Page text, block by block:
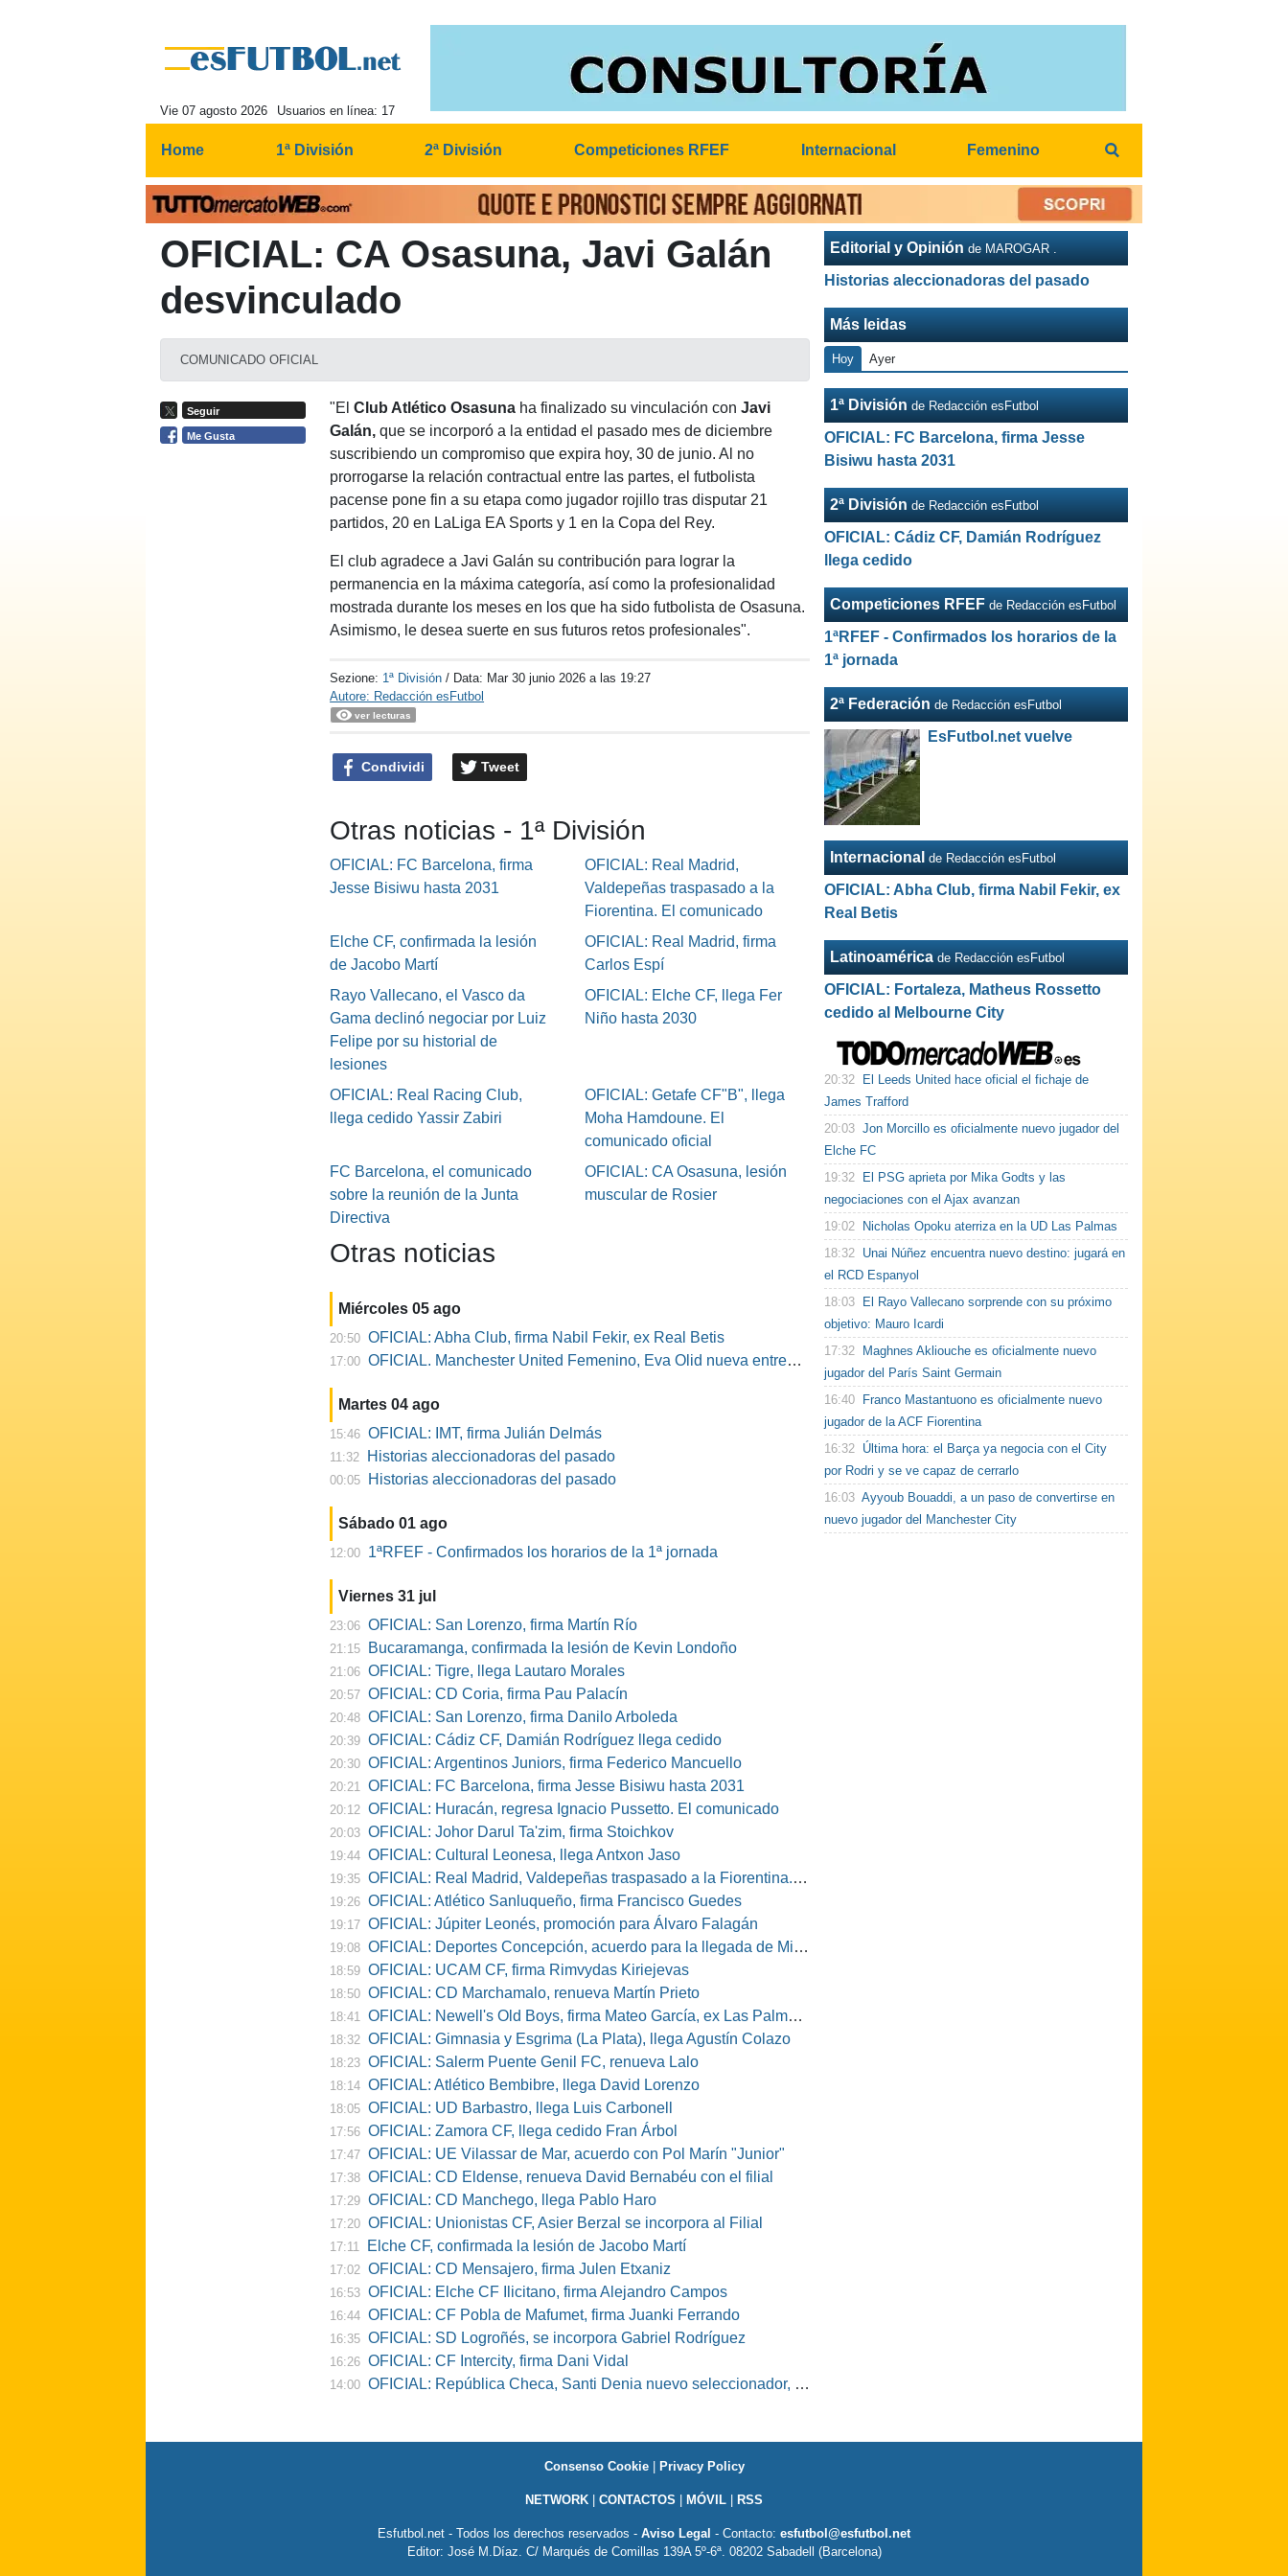
Vie 07 agosto 2026 Usuarios en línea: 17
Home 1ª División 2ª División Competiciones RFEF Internacional Femenino
OFICIAL: CA Osasuna, Javi Galán
desvinculado
COMUNICADO OFICIAL
Seguir
Me Gusta
"ElClub Atlético Osasuna ha finalizado su vinculación conJavi
Galán, que se incorporó a la entidad el pasado mes de diciembre
suscribiendo un compromiso que expira hoy, 30 de junio. Al no
prorrogarse la relación contractual entre las partes, el futbolista
pacense pone fin a su etapa como jugador rojillo tras disputar 21
partidos, 20 en LaLiga EA Sports y 1 en la Copa del Rey.
El club agradece a Javi Galán su contribución para lograr la
permanencia en la máxima categoría, así como la profesionalidad
mostrada durante los meses en los que ha sido futbolista de Osasuna.
Asimismo, le desea suerte en sus futuros retos profesionales".
Sezione: 1ª División / Data: Mar 30 junio 2026 a las 19:27
Autore: Redacción esFutbol
ver lecturas
Condividi Tweet
Otras noticias - 1ª División
OFICIAL: FC Barcelona, firma
Jesse Bisiwu hasta 2031
OFICIAL: Real Madrid,
Valdepeñas traspasado a la
Fiorentina. El comunicado
Elche CF, confirmada la lesión
de Jacobo Martí
OFICIAL: Real Madrid, firma
Carlos Espí
Rayo Vallecano, el Vasco da
Gama declinó negociar por Luiz
Felipe por su historial de
lesiones
OFICIAL: Elche CF, llega Fer
Niño hasta 2030
OFICIAL: Real Racing Club,
llega cedido Yassir Zabiri
OFICIAL: Getafe CF"B", llega
Moha Hamdoune. El
comunicado oficial
FC Barcelona, el comunicado
sobre la reunión de la Junta
Directiva
OFICIAL: CA Osasuna, lesión
muscular de Rosier
Otras noticias
Miércoles 05 ago
20:50 OFICIAL: Abha Club, firma Nabil Fekir, ex Real Betis
17:00 OFICIAL. Manchester United Femenino, Eva Olid nueva entrenadora
Martes 04 ago
15:46 OFICIAL: IMT, firma Julián Delmás
11:32 Historias aleccionadoras del pasado
00:05 Historias aleccionadoras del pasado
Sábado 01 ago
12:00 1ªRFEF - Confirmados los horarios de la 1ª jornada
Viernes 31 jul
23:06 OFICIAL: San Lorenzo, firma Martín Río
21:15 Bucaramanga, confirmada la lesión de Kevin Londoño
21:06 OFICIAL: Tigre, llega Lautaro Morales
20:57 OFICIAL: CD Coria, firma Pau Palacín
20:48 OFICIAL: San Lorenzo, firma Danilo Arboleda
20:39 OFICIAL: Cádiz CF, Damián Rodríguez llega cedido
20:30 OFICIAL: Argentinos Juniors, firma Federico Mancuello
20:21 OFICIAL: FC Barcelona, firma Jesse Bisiwu hasta 2031
20:12 OFICIAL: Huracán, regresa Ignacio Pussetto. El comunicado
20:03 OFICIAL: Johor Darul Ta'zim, firma Stoichkov
19:44 OFICIAL: Cultural Leonesa, llega Antxon Jaso
19:35 OFICIAL: Real Madrid, Valdepeñas traspasado a la Fiorentina. El comunicado
19:26 OFICIAL: Atlético Sanluqueño, firma Francisco Guedes
19:17 OFICIAL: Júpiter Leonés, promoción para Álvaro Falagán
19:08 OFICIAL: Deportes Concepción, acuerdo para la llegada de Miguel Barbieri
18:59 OFICIAL: UCAM CF, firma Rimvydas Kiriejevas
18:50 OFICIAL: CD Marchamalo, renueva Martín Prieto
18:41 OFICIAL: Newell's Old Boys, firma Mateo García, ex Las Palmas, Osasuna o Alcorcón
18:32 OFICIAL: Gimnasia y Esgrima (La Plata), llega Agustín Colazo
18:23 OFICIAL: Salerm Puente Genil FC, renueva Lalo
18:14 OFICIAL: Atlético Bembibre, llega David Lorenzo
18:05 OFICIAL: UD Barbastro, llega Luis Carbonell
17:56 OFICIAL: Zamora CF, llega cedido Fran Árbol
17:47 OFICIAL: UE Vilassar de Mar, acuerdo con Pol Marín "Junior"
17:38 OFICIAL: CD Eldense, renueva David Bernabéu con el filial
17:29 OFICIAL: CD Manchego, llega Pablo Haro
17:20 OFICIAL: Unionistas CF, Asier Berzal se incorpora al Filial
17:11 Elche CF, confirmada la lesión de Jacobo Martí
17:02 OFICIAL: CD Mensajero, firma Julen Etxaniz
16:53 OFICIAL: Elche CF Ilicitano, firma Alejandro Campos
16:44 OFICIAL: CF Pobla de Mafumet, firma Juanki Ferrando
16:35 OFICIAL: SD Logroñés, se incorpora Gabriel Rodríguez
16:26 OFICIAL: CF Intercity, firma Dani Vidal
14:00 OFICIAL: República Checa, Santi Denia nuevo seleccionador, Pablo Amo su ayudante
Editorial y Opinión de MAROGAR .
Historias aleccionadoras del pasado
Más leidas
Hoy Ayer
1ª División de Redacción esFutbol
OFICIAL: FC Barcelona, firma Jesse
Bisiwu hasta 2031
2ª División de Redacción esFutbol
OFICIAL: Cádiz CF, Damián Rodríguez
llega cedido
Competiciones RFEF de Redacción esFutbol
1ªRFEF - Confirmados los horarios de la
1ª jornada
2ª Federación de Redacción esFutbol
EsFutbol.net vuelve
Internacional de Redacción esFutbol
OFICIAL: Abha Club, firma Nabil Fekir, ex
Real Betis
Latinoamérica de Redacción esFutbol
OFICIAL: Fortaleza, Matheus Rossetto
cedido al Melbourne City
20:32
El Leeds United hace oficial el fichaje de
James Trafford
20:03 Jon Morcillo es oficialmente nuevo jugador del
Elche FC
19:32
El PSG aprieta por Mika Godts y las
negociaciones con el Ajax avanzan
19:02
Nicholas Opoku aterriza en la UD Las Palmas
18:32 Unai Núñez encuentra nuevo destino: jugará en
el RCD Espanyol
18:03
El Rayo Vallecano sorprende con su próximo
objetivo: Mauro Icardi
17:32
Maghnes Akliouche es oficialmente nuevo
jugador del París Saint Germain
16:40
Franco Mastantuono es oficialmente nuevo
jugador de la ACF Fiorentina
16:32 Última hora: el Barça ya negocia con el City
por Rodri y se ve capaz de cerrarlo
16:03 Ayyoub Bouaddi, a un paso de convertirse en
nuevo jugador del Manchester City
Consenso Cookie| Privacy Policy
NETWORK CONTACTOS MÓVIL RSS
Esfutbol.net - Todos los derechos reservados - Aviso Legal - Contacto: esfutbol@esfutbol.net
Editor: José M.Díaz. C/ Marqués de Comillas 139A 5º-6ª. 08202 Sabadell (Barcelona)